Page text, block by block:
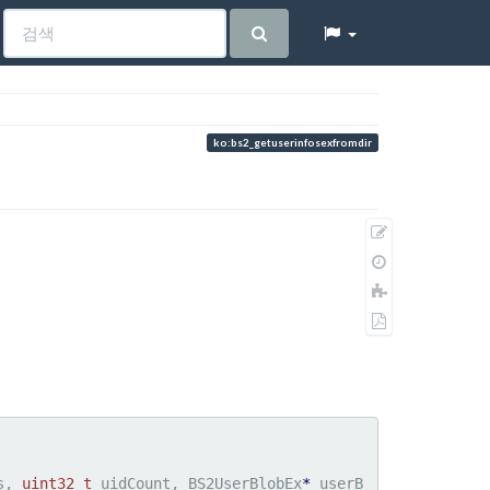
ko:bs2_getuserinfosexfromdir
uint32_t uidCount, BS2UserBlobEx* userB